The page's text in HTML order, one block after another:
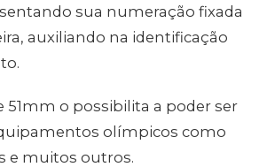
sua numeração fixada
auxiliando na identificação
51mm o possibilita a poder ser
olímpicos como
e muitos outros.